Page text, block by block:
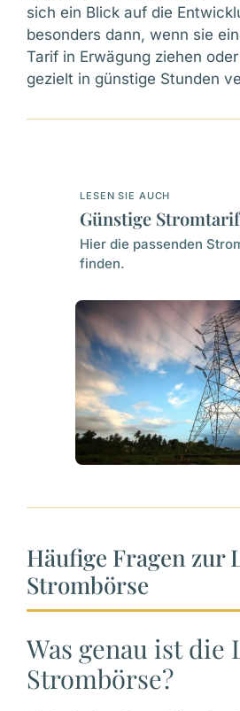
sich ein Blick auf die
besonders dann, wenn sie
Tarif in Erwägung ziehen
gezielt in günstige Stunden
LESEN SIE AUCH
Günstige
Hier die passenden
finden.
Häufige Fragen zur
Strombörse
Was genau ist die
Strombörse?